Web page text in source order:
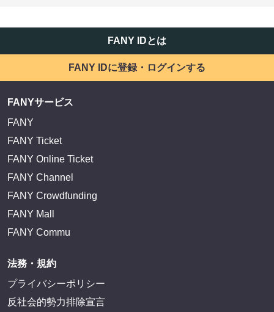
FANY IDとは
FANY IDに登録・ログインする
FANYサービス
FANY
FANY Ticket
FANY Online Ticket
FANY Channel
FANY Crowdfunding
FANY Mall
FANY Commu
法務・規約
プライバシーポリシー
反社会的勢力排除宣言